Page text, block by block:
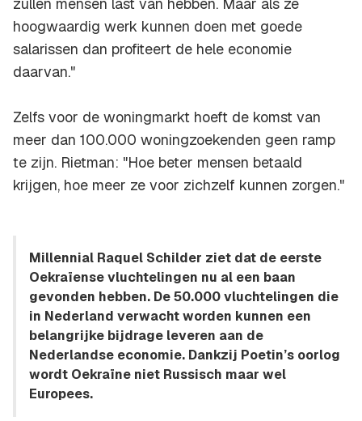
zullen mensen last van hebben. Maar als ze
hoogwaardig werk kunnen doen met goede
salarissen dan profiteert de hele economie
daarvan."
Zelfs voor de woningmarkt hoeft de komst van
meer dan 100.000 woningzoekenden geen ramp
te zijn. Rietman: "Hoe beter mensen betaald
krijgen, hoe meer ze voor zichzelf kunnen zorgen."
Millennial Raquel Schilder ziet dat de eerste
Oekraïense vluchtelingen nu al een baan
gevonden hebben. De 50.000 vluchtelingen die
in Nederland verwacht worden kunnen een
belangrijke bijdrage leveren aan de
Nederlandse economie. Dankzij Poetin’s oorlog
wordt Oekraïne niet Russisch maar wel
Europees.